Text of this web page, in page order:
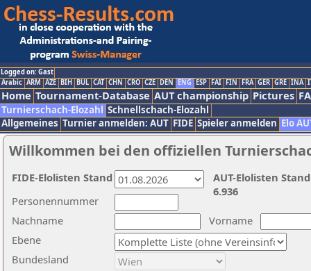
Logged on: Gast
Arabic ARM AZE BIH BUL CAT CHN CRO CZE DEN ENG ESP FAI FIN FRA GER GRE INA
Home Tournament-Database AUT championship Pictures
Turnierschach-Elozahl Schnellschach-Elozahl
Allgemeines Turnier anmelden: AUT FIDE Spieler anmelden Elo
Willkommen bei den offiziellen
Nachname
Vorname
Ebene
Personennummer
Bundesland
AUT-Elolisten
6.936
FIDE-Elolisten Stand